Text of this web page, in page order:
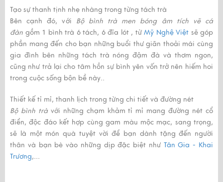
Tạo sự thanh tịnh nhẹ nhàng trong từng tách trà
Bên cạnh đó, với Bộ bình trà men bóng âm tích vẽ cá
đàn gồm 1 bình trà 6 tách, 6 đĩa lót , từ Mỹ Nghệ Việt sẽ góp
phần mang đến cho bạn những buổi thư giãn thoải mái cùng
gia đình bên những tách trà nóng đậm đà và thơm ngon,
cũng như trả lại cho tâm hồn sự bình yên vốn trở nên hiếm hoi
trong cuộc sống bộn bề này..
Thiết kế tỉ mỉ, thanh lịch trong từng chi tiết và đường nét
Bộ bình trà với những chạm khảm tỉ mỉ mang đường nét cổ
điển, độc đáo kết hợp cùng gam màu mộc mạc, sang trọng,
sẽ là một món quà tuyệt vời để bạn dành tặng đến người
thân và bạn bè vào những dịp đặc biệt như Tân Gia - Khai
Trương,...